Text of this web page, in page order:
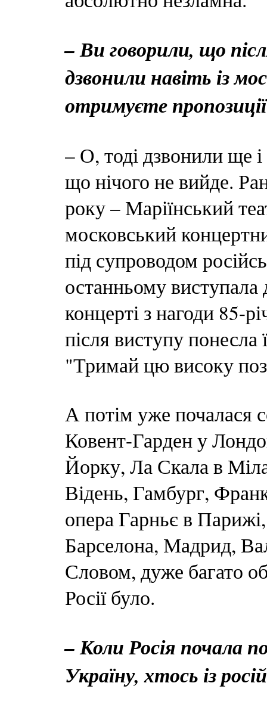
– Ви говорили, що
дзвонили навіть із
отримуєте пропозиції
– О, тоді дзвонили ще
що нічого не вийде.
року – Маріїнський
московський
під супроводом
останньому виступала
концерті з нагоди 85-
після виступу понесла
"Тримай цю високу
А потім уже почалася
Ковент-Гарден у
Йорку, Ла Скала в
Відень, Гамбург,
опера Гарньє в
Барселона, Мадрид,
Словом, дуже багато
Росії було.
– Коли Росія почала
Україну, хтось із